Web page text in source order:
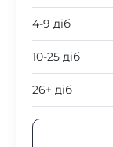
4-9 діб
10-25 діб
26+ діб